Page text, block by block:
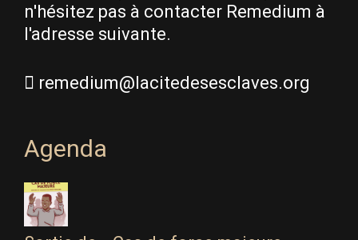
n'hésitez pas à contacter Remedium à
l'adresse suivante.
remedium@lacitedesesclaves.org
Agenda